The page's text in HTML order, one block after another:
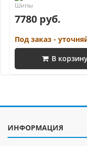
7780 руб.
Под заказ -
В
ИНФОРМАЦИЯ